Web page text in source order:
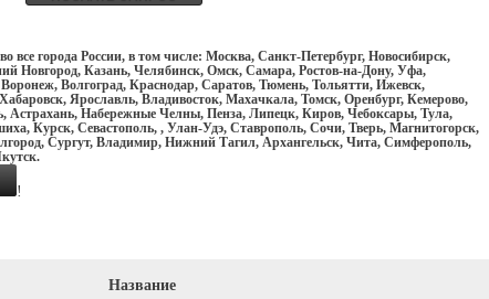
все города России, в том числе: Москва, Санкт-Петербург, Новосибирск,
Новгород, Казань, Челябинск, Омск, Самара, Ростов-на-Дону, Уфа,
Волгоград, Краснодар, Саратов, Тюмень, Тольятти, Ижевск,
Ярославль, Владивосток, Махачкала, Томск, Оренбург, Кемерово,
Астрахань, Набережные Челны, Пенза, Липецк, Киров, Чебоксары, Тула,
Курск, Севастополь, , Улан-Удэ, Ставрополь, Сочи, Тверь, Магнитогорск,
Сургут, Владимир, Нижний Тагил, Архангельск, Чита, Симферополь,
!
Название